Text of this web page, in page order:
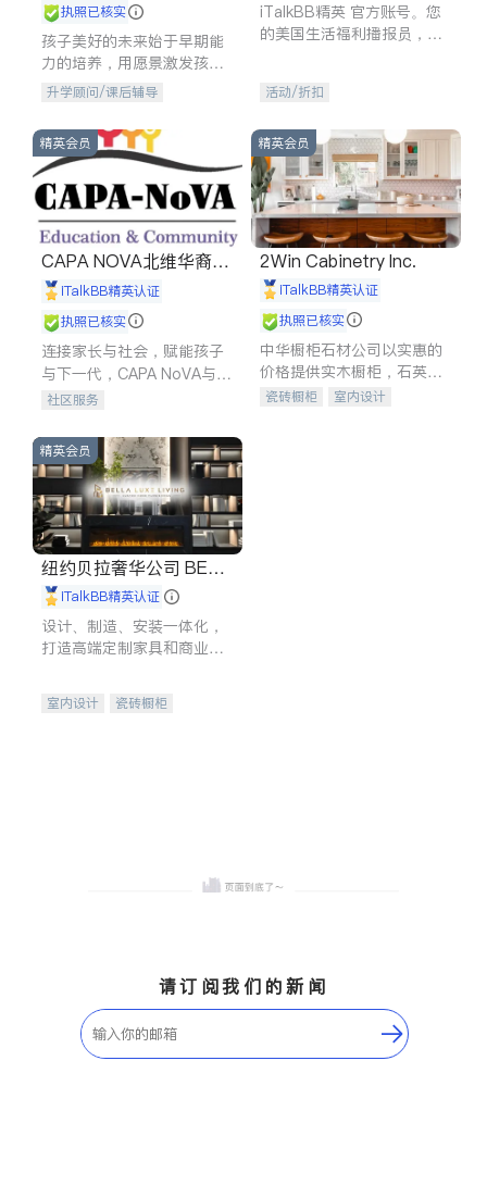
执照已核实
孩子美好的未来始于早期能
力的培养，用愿景激发孩子
的学习潜力和动力。理念：
石。
升学顾问/课后辅导
iTalkBB精英 官方账号。您
的美国生活福利播报员，精
专属福利。
活动/折扣
精英会员
CAPA NOVA北维华裔家
长会iTalkBB精英认证
执照已核实
连接家长与社会，赋能孩子
与下一代，CAPA NoVA与您
携手建设包容、公平、充满
社区服务
精英会员
2Win Cabinetry Inc.
iTalkBB精英认证
执照已核实
中华橱柜石材公司以实惠的
价格提供实木橱柜，石英石
台面，多种优质不锈钢水
瓷砖橱柜
室内设计
精英会员
纽约贝拉奢华公司 BELL
A LUXE
iTalkBB精英认证
设计、制造、安装一体化，
打造高端定制家具和商业空
室内设计
瓷砖橱柜
请订阅我们的新闻